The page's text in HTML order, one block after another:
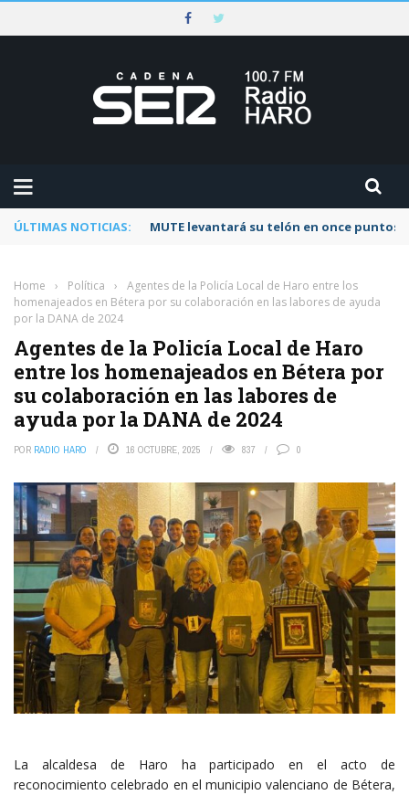
ÚLTIMAS NOTICIAS: MUTE levantará su telón en once puntos
Home › Política ›
Agentes de la Policía Local de Haro entre los
homenajeados en Bétera por su colaboración en las labores de ayuda
por la DANA de 2024
Agentes de la Policía Local de Haro
entre los homenajeados en Bétera por
su colaboración en las labores de
ayuda por la DANA de 2024
POR RADIO HARO 16 OCTUBRE, 2025 837 0
La alcaldesa de Haro ha participado en el acto de
reconocimiento celebrado en el municipio valenciano de Bétera,